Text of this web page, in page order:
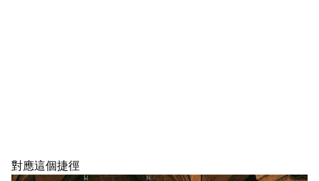
對應這個捷徑